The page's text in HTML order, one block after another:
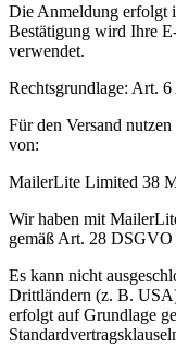
Die Anmeldung erfolgt
Bestätigung wird Ihre
verwendet.
Rechtsgrundlage: Art.
Für den Versand
von:
MailerLite Limited 38
Wir haben mit
gemäß Art. 28 DSGVO
Es kann nicht
Drittländern (z. B.
erfolgt auf Grundlage